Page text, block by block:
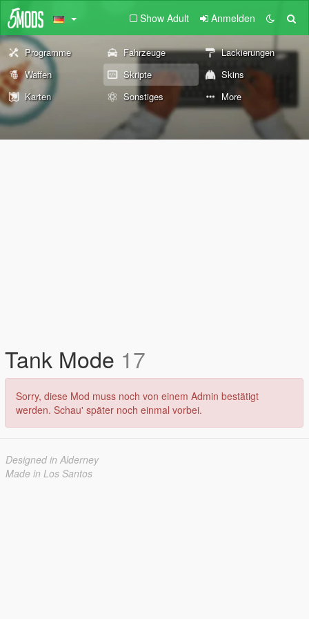
Show Adult Anmelden
Programme Fahrzeuge
Lackierungen
Waffen
Skripte
Skins
Karten
Sonstiges More
Tank Mode 17
Sorry, diese Mod muss noch von einem Admin bestätigt
werden. Schau' später noch einmal vorbei.
Designed in Alderney
Made in Los Santos